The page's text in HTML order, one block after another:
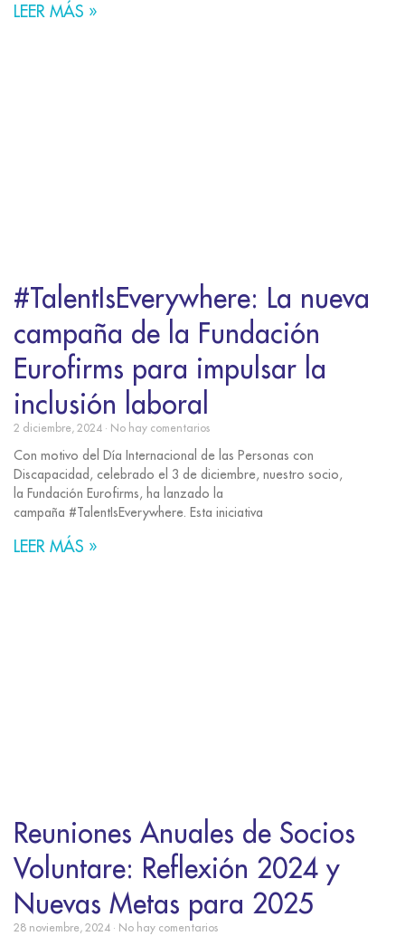
LEER MÁS »
#TalentIsEverywhere: La nueva
campaña de la Fundación
Eurofirms para impulsar la
inclusión laboral
2 diciembre, 2024 No hay comentarios
Con motivo del Día Internacional de las Personas con
Discapacidad, celebrado el 3 de diciembre, nuestro socio,
la Fundación Eurofirms, ha lanzado la
campaña #TalentIsEverywhere. Esta iniciativa
LEER MÁS »
Reuniones Anuales de Socios
Voluntare: Reflexión 2024 y
Nuevas Metas para 2025
28 noviembre, 2024 No hay comentarios